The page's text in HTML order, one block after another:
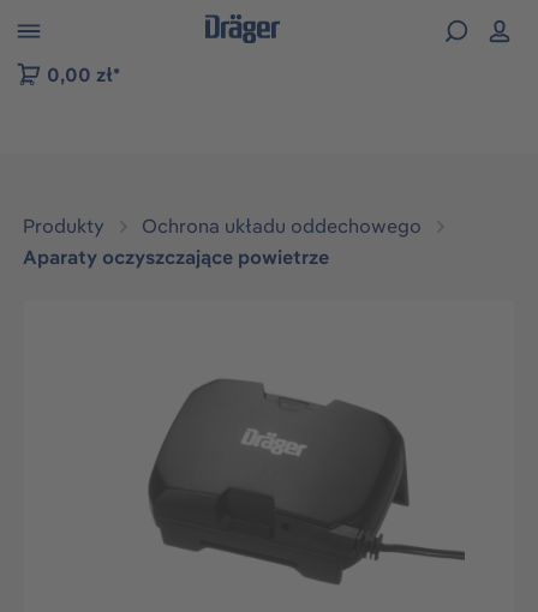
do nawigacji na platformie B2B
0,00 zł*
Produkty
Ochrona układu oddechowego
Aparaty oczyszczające powietrze